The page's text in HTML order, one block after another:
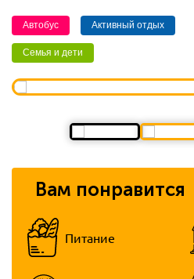
Автобус Активный отдых
Семья и дети
Вам понравится
Питание